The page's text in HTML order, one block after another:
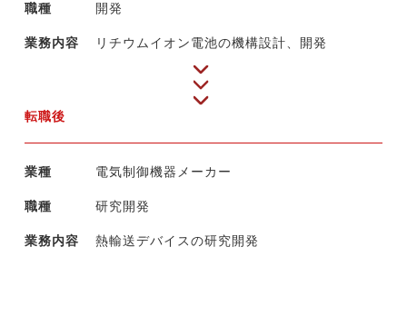
職種 開発
業務内容 リチウムイオン電池の機構設計、開発
転職後
業種 電気制御機器メーカー
職種 研究開発
業務内容 熱輸送デバイスの研究開発